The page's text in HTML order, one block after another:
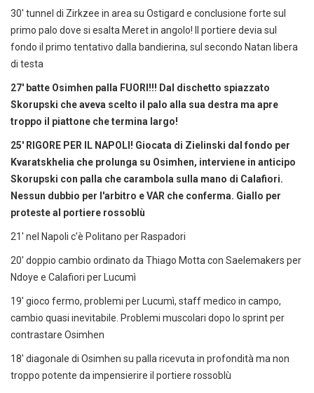
30' tunnel di Zirkzee in area su Ostigard e conclusione forte sul
primo palo dove si esalta Meret in angolo! Il portiere devia sul
fondo il primo tentativo dalla bandierina, sul secondo Natan libera
di testa
27' batte Osimhen palla FUORI!!! Dal dischetto spiazzato
Skorupski che aveva scelto il palo alla sua destra ma apre
troppo il piattone che termina largo!
25' RIGORE PER IL NAPOLI! Giocata di Zielinski dal fondo per
Kvaratskhelia che prolunga su Osimhen, interviene in anticipo
Skorupski con palla che carambola sulla mano di Calafiori.
Nessun dubbio per l'arbitro e VAR che conferma. Giallo per
proteste al portiere rossoblù
21' nel Napoli c'è Politano per Raspadori
20' doppio cambio ordinato da Thiago Motta con Saelemakers per
Ndoye e Calafiori per Lucumì
19' gioco fermo, problemi per Lucumì, staff medico in campo,
cambio quasi inevitabile. Problemi muscolari dopo lo sprint per
contrastare Osimhen
18' diagonale di Osimhen su palla ricevuta in profondità ma non
troppo potente da impensierire il portiere rossoblù